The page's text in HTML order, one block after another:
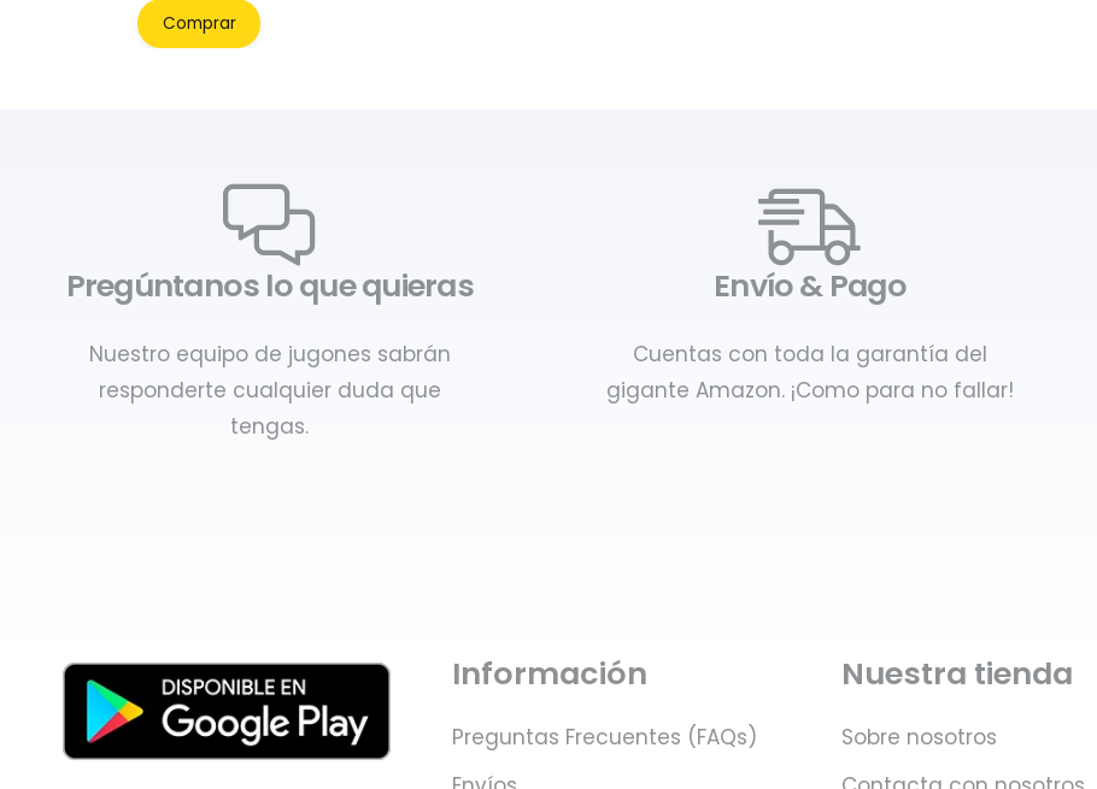
Comprar
Pregúntanos lo que quieras
Nuestro equipo de jugones sabrán
responderte cualquier duda que
tengas.
Envío & Pago
Cuentas con toda la garantía del
gigante Amazon. ¡Como para no fallar!
Información
Preguntas Frecuentes (FAQs)
Nuestra tienda
Sobre nosotros